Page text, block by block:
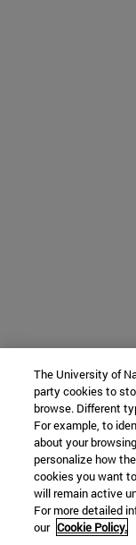
The University of
party cookies to
browse. Different
For example, to
about your
personalize how
cookies you want
will remain active
For more detailed
our Cookie Policy.